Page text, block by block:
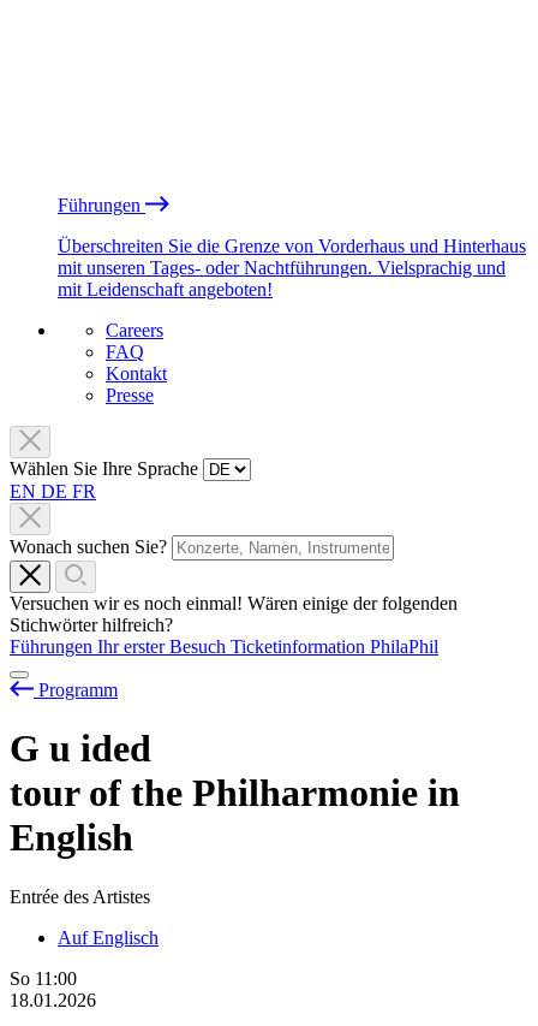
Führungen
Überschreiten Sie die Grenze von Vorderhaus und Hinterhaus
mit unseren Tages- oder Nachtführungen. Vielsprachig und
mit Leidenschaft angeboten!
Careers
FAQ
Kontakt
Presse
Wählen Sie Ihre Sprache
EN DE FR
Wonach suchen Sie?
Versuchen wir es noch einmal! Wären einige der folgenden
Stichwörter hilfreich?
Führungen Ihr erster Besuch Ticketinformation PhilaPhil
Programm
G u ided
tour of the Philharmonie in
English
Entrée des Artistes
Auf Englisch
So 11:00
18.01.2026